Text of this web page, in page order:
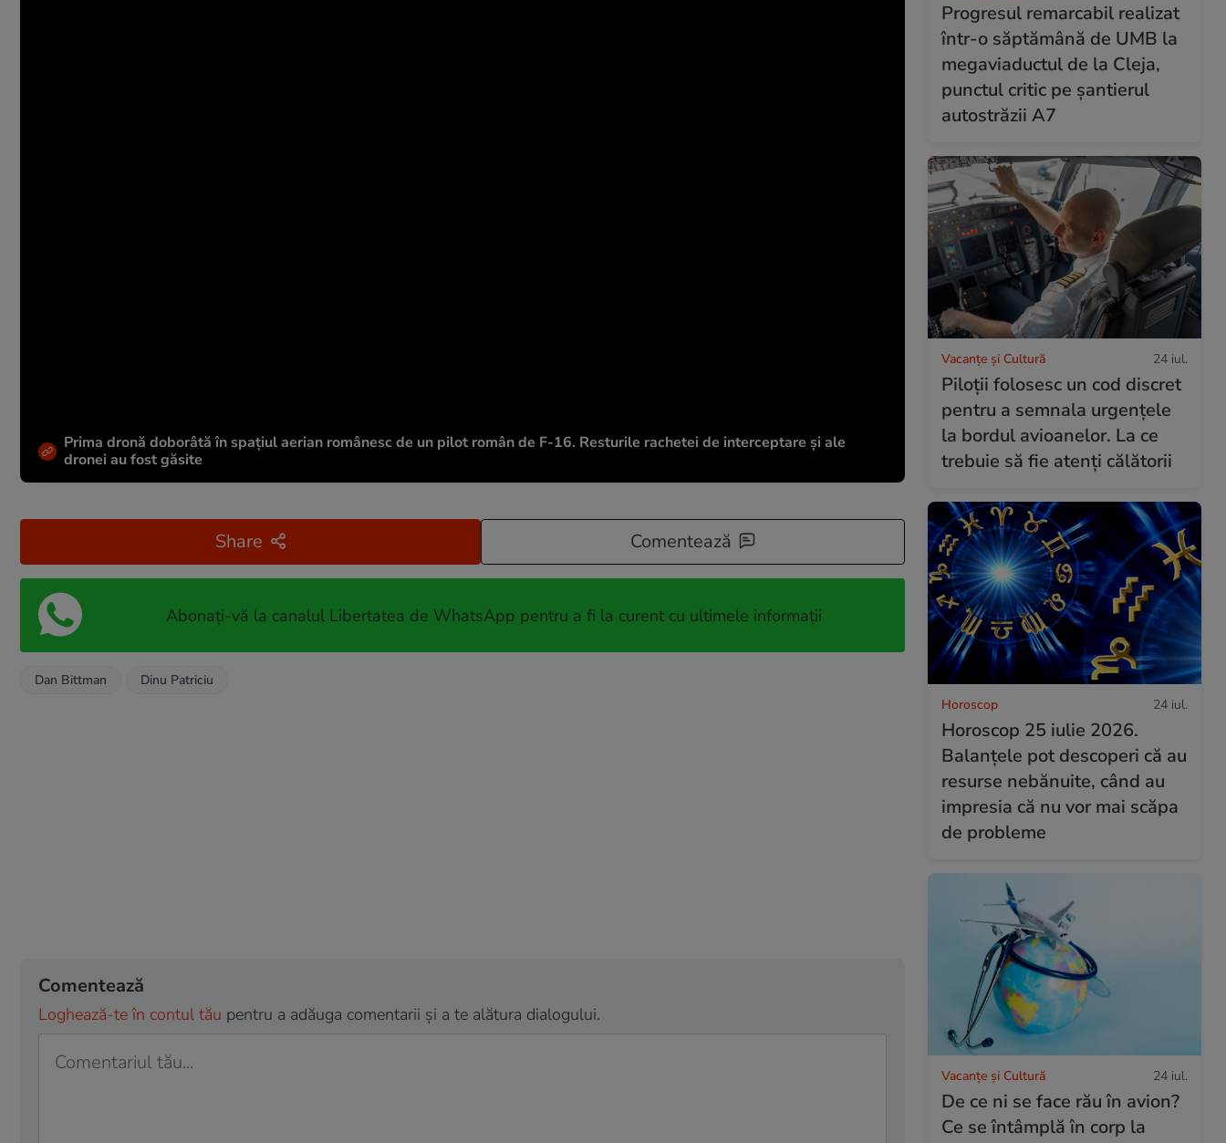
Prima dronă doborâtă în spațiul aerian românesc de un pilot român de F-16. Resturile rachetei de interceptare și ale
dronei au fost găsite
Share Comentează
Abonați-vă la canalul Libertatea de WhatsApp pentru a fi la curent cu ultimele informații
Dan Bittman Dinu Patriciu
Comentează
Loghează-te în contul tău pentru a adăuga comentarii și a te alătura dialogului.
Progresul remarcabil realizat
într-o săptămână de UMB la
megaviaductul de la Cleja,
punctul critic pe șantierul
autostrăzii A7
Vacanțe și Cultură 24 iul.
Piloții folosesc un cod discret
pentru a semnala urgențele
la bordul avioanelor. La ce
trebuie să fie atenți călătorii
Horoscop 24 iul.
Horoscop 25 iulie 2026.
Balanțele pot descoperi că au
resurse nebănuite, când au
impresia că nu vor mai scăpa
de probleme
Vacanțe și Cultură 24 iul.
De ce ni se face rău în avion?
Ce se întâmplă în corp la